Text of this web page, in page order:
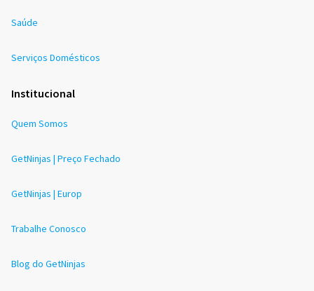
Saúde
Serviços Domésticos
Institucional
Quem Somos
GetNinjas | Preço Fechado
GetNinjas | Europ
Trabalhe Conosco
Blog do GetNinjas